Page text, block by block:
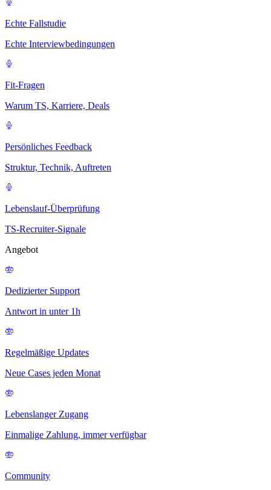
Echte Fallstudie
Echte Interviewbedingungen
Fit-Fragen
Warum TS, Karriere, Deals
Persönliches Feedback
Struktur, Technik, Auftreten
Lebenslauf-Überprüfung
TS-Recruiter-Signale
Angebot
Dedizierter Support
Antwort in unter 1h
Regelmäßige Updates
Neue Cases jeden Monat
Lebenslanger Zugang
Einmalige Zahlung, immer verfügbar
Community